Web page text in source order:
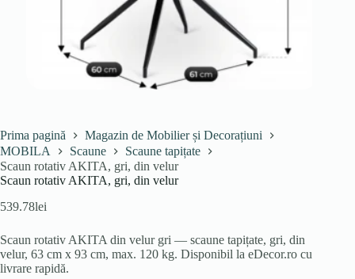
Prima pagină
Magazin de Mobilier și Decorațiuni
MOBILA
Scaune
Scaune tapițate
Scaun rotativ AKITA, gri, din velur
Scaun rotativ AKITA, gri, din velur
539.78lei
Scaun rotativ AKITA din velur gri — scaune tapițate, gri, din
velur, 63 cm x 93 cm, max. 120 kg. Disponibil la eDecor.ro cu
livrare rapidă.